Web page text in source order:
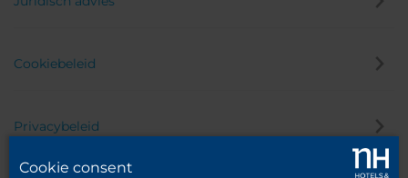
Cookiebeleid
Privacybeleid
Cookie consent